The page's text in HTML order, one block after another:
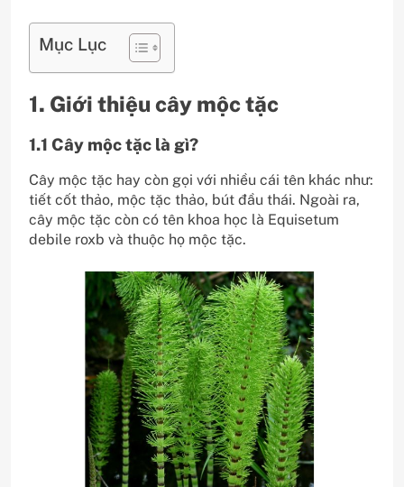
Mục Lục
1. Giới thiệu cây mộc tặc
1.1 Cây mộc tặc là gì?
Cây mộc tặc hay còn gọi với nhiều cái tên khác như:
tiết cốt thảo, mộc tặc thảo, bút đầu thái. Ngoài ra,
cây mộc tặc còn có tên khoa học là Equisetum
debile roxb và thuộc họ mộc tặc.